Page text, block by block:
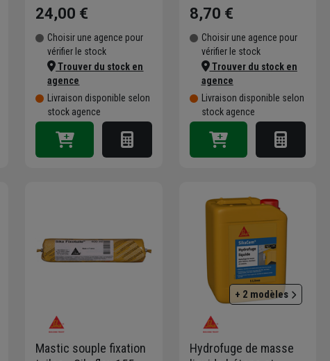
24,00 €
Choisir une agence pour
vérifier le stock
Trouver du stock en
agence
Livraison disponible selon
stock agence
8,70 €
Choisir une agence pour
vérifier le stock
Trouver du stock en
agence
Livraison disponible selon
stock agence
Mastic souple fixation
+ 2 modèles
Hydrofuge de masse